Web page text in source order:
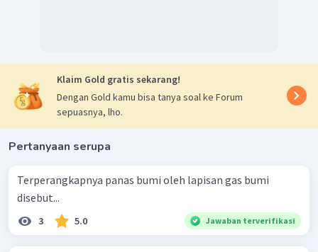
Klaim Gold gratis sekarang!
Dengan Gold kamu bisa tanya soal ke Forum
sepuasnya, lho.
Pertanyaan serupa
Terperangkapnya panas bumi oleh lapisan gas bumi
disebut...
3 5.0 Jawaban terverifikasi